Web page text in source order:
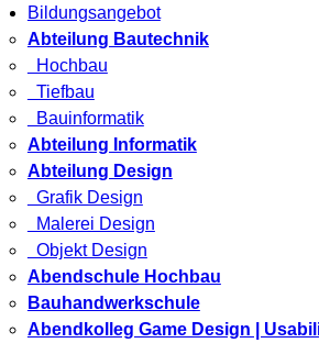
Bildungsangebot
Abteilung Bautechnik
Hochbau
Tiefbau
Bauinformatik
Abteilung Informatik
Abteilung Design
Grafik Design
Malerei Design
Objekt Design
Abendschule Hochbau
Bauhandwerkschule
Abendkolleg Game Design |